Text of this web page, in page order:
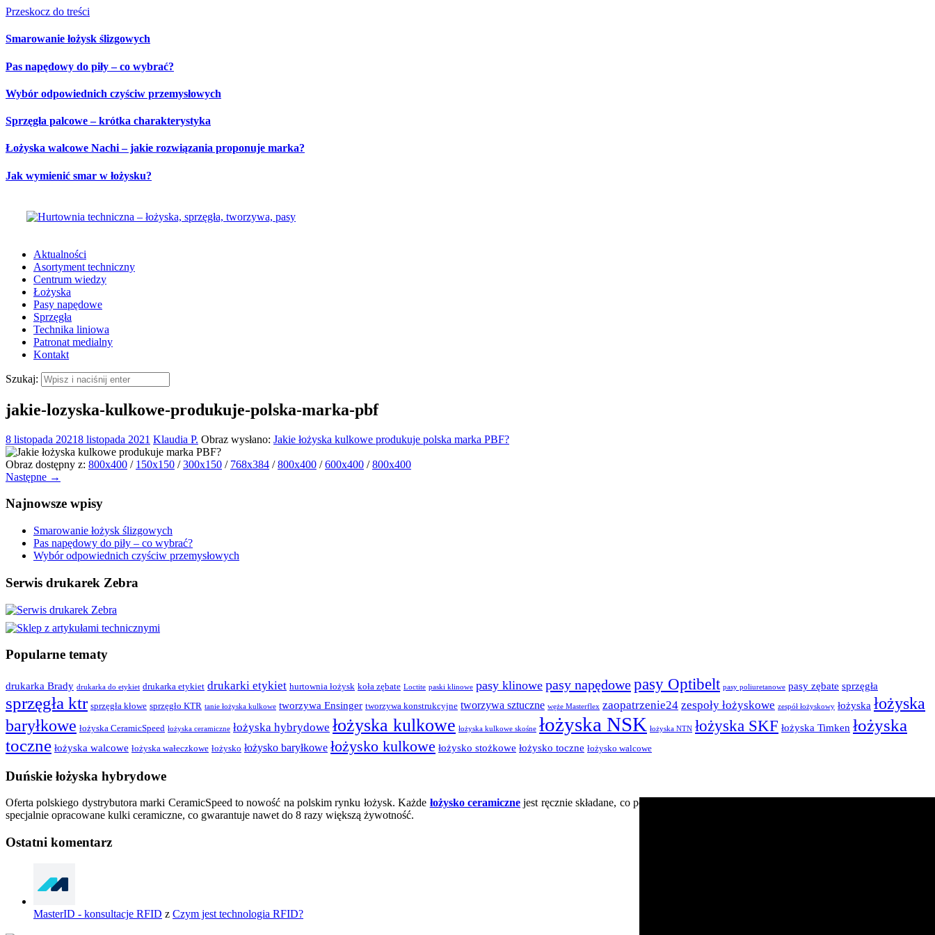
Przeskocz do treści
Smarowanie łożysk ślizgowych
Pas napędowy do piły – co wybrać?
Wybór odpowiednich czyściw przemysłowych
Sprzęgła palcowe – krótka charakterystyka
Łożyska walcowe Nachi – jakie rozwiązania proponuje marka?
Jak wymienić smar w łożysku?
Aktualności
Asortyment techniczny
Centrum wiedzy
Łożyska
Pasy napędowe
Sprzęgła
Technika liniowa
Patronat medialny
Kontakt
Szukaj:
jakie-lozyska-kulkowe-produkuje-polska-marka-pbf
8 listopada 20218 listopada 2021 Klaudia P. Obraz wysłano: Jakie łożyska kulkowe produkuje polska marka PBF?
Obraz dostępny z: 800x400 / 150x150 /300x150 / 768x384 /800x400 /600x400 /800x400
Następne →
Najnowsze wpisy
Smarowanie łożysk ślizgowych
Pas napędowy do piły – co wybrać?
Wybór odpowiednich czyściw przemysłowych
Serwis drukarek Zebra
Popularne tematy
drukarka Brady drukarka do etykiet drukarka etykiet drukarki etykiet hurtownia łożysk koła zębate Loctite paski klinowe pasy klinowe pasy napędowepasy Optibelt pasy poliuretanowe pasy zębate sprzęgła
sprzęgła ktr sprzęgła kłowe sprzęgło KTR tanie łożyska kulkowe tworzywa Ensinger tworzywa konstrukcyjne tworzywa sztuczne węże Masterflex zaopatrzenie24 zespoły łożyskowe zespół łożyskowy łożyska łożyska
baryłkowe łożyska CeramicSpeed łożyska ceramiczne łożyska hybrydowe łożyska kulkowe łożyska kulkowe skośne łożyska NSK łożyska NTN łożyska SKF łożyska Timken łożyska
toczne łożyska walcowe łożyska wałeczkowe łożysko łożysko baryłkowe łożysko kulkowe łożysko stożkowe łożysko toczne łożysko walcowe
Duńskie łożyska hybrydowe
Oferta polskiego dystrybutora marki CeramicSpeed to nowość na polskim rynku łożysk. Każde łożysko ceramiczne jest ręcznie składane, co pozwala uzyskać najwyższą jakość. Elementem tocznym są w nich
specjalnie opracowane kulki ceramiczne, co gwarantuje nawet do 8 razy większą żywotność.
Ostatni komentarz
MasterID - konsultacje RFID z Czym jest technologia RFID?